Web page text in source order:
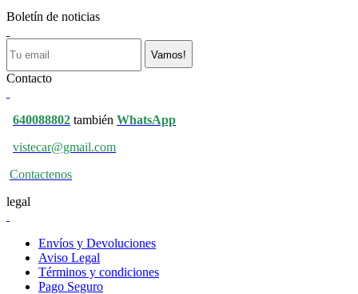
Boletín de noticias
Vamos!
Contacto
640088802 también WhatsApp
vistecar@gmail.com
Contactenos
legal
Envíos y Devoluciones
Aviso Legal
Términos y condiciones
Pago Seguro